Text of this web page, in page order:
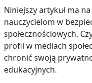
Niniejszy artykuł ma
nauczycielom w
społecznościowych.
profil w mediach
chronić swoją
edukacyjnych.